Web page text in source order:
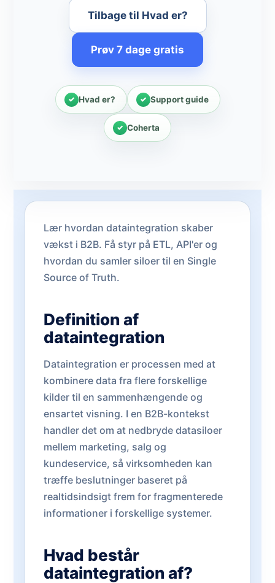
Tilbage til Hvad er?
Prøv 7 dage gratis
Hvad er? Support guide
Coherta
Lær hvordan dataintegration skaber
vækst i B2B. Få styr på ETL, API'er og
hvordan du samler siloer til en Single
Source of Truth.
Definition af
dataintegration
Dataintegration er processen med at
kombinere data fra flere forskellige
kilder til en sammenhængende og
ensartet visning. I en B2B-kontekst
handler det om at nedbryde datasiloer
mellem marketing, salg og
kundeservice, så virksomheden kan
træffe beslutninger baseret på
realtidsindsigt frem for fragmenterede
informationer i forskellige systemer.
Hvad består
dataintegration af?